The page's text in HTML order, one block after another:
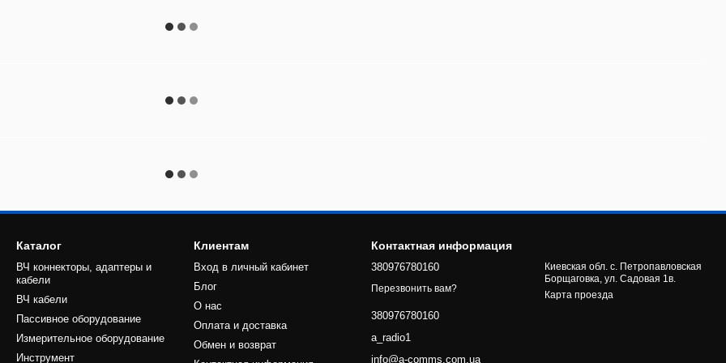
Каталог
ВЧ коннекторы, адаптеры и
кабели
ВЧ кабели
Пассивное оборудование
Измерительное оборудование
Инструмент
Клиентам
Вход в личный кабинет
Блог
О нас
Оплата и доставка
Обмен и возврат
Контактная информация
380976780160
Перезвонить вам?
380976780160
a_radio1
info@a-comms.com.ua
Киевская обл. с. Петропавловская
Борщаговка, ул. Садовая 1в.
Карта проезда